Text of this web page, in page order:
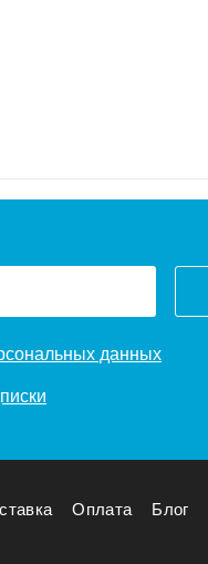
данных
Оплата Блог